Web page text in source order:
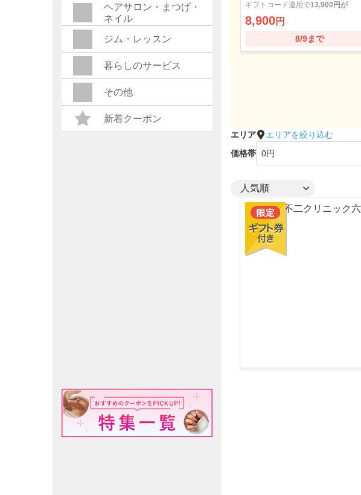
ギフトコード適用で13,900円が
8,900円
8/9まで
エリア
エリアを絞り込む
価格帯
ヘアサロン・まつげ・
ネイル
ジム・レッスン
暮らしのサービス
その他
新着クーポン